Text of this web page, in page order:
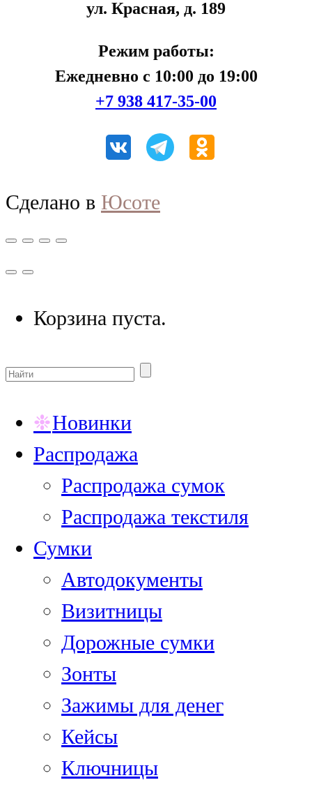
ул. Красная, д. 189
Режим работы:
Ежедневно с 10:00 до 19:00
+7 938 417-35-00
Сделано в Юсоте
Корзина пуста.
Новинки
Распродажа
Распродажа сумок
Распродажа текстиля
Сумки
Автодокументы
Визитницы
Дорожные сумки
Зонты
Зажимы для денег
Кейсы
Ключницы